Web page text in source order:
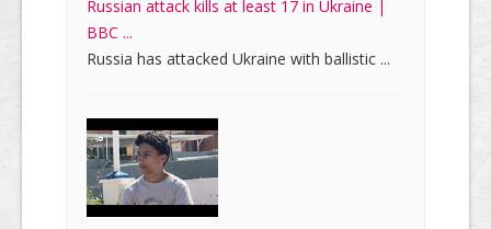
Russian attack kills at least 17 in Ukraine |
BBC ...
Russia has attacked Ukraine with ballistic ...